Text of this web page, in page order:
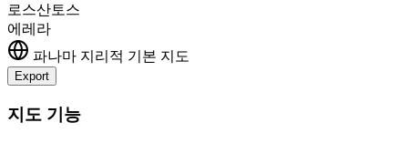
로스산토스
에레라
파나마 지리적 기본 지도
Export
+
지도 기능